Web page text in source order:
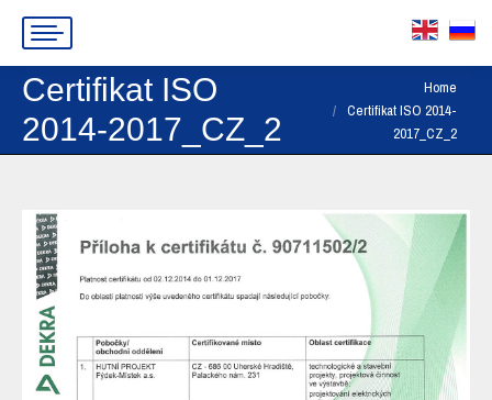
Certifikat ISO
2014-2017_CZ_2
You are here:Home
Certifikat ISO 2014-
2017_CZ_2